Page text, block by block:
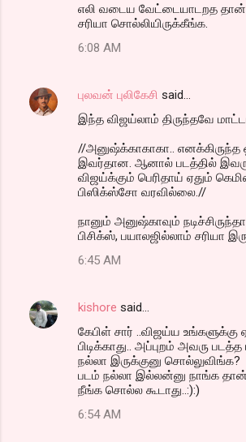
எலி வடைய வேட்டையாடறத
சரியா சொல்லியிருக்கீங்க.
6:08 AM
புலவன் புலிகேசி said…
இந்த விஜய்லாம் திருந்தவே
//அனுஷ்க்காகாகா..
இவர்தான. ஆனால் படத்தில்
விஜய்க்கும் பெரிதாய் ஏதும்
பிஸிக்ஸ்சோ வரவில்லை.//
நானும் அனுஷ்காவும்
பிசிக்ஸ், பயாலஜில்லாம் சரியா
6:45 AM
kishore said…
கேபிள் சார் ..விஜய்ய
பிடிக்காது.. அப்புறம் அவரு படத்த
நல்லா இருக்குனு சொல்லுவிங்க?
படம் நல்லா இல்லன்னு நாங்க
நீங்க சொல்ல கூடாது..:):)
6:54 AM